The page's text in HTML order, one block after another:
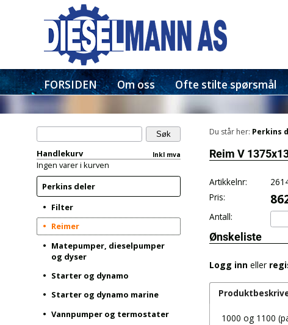
FORSIDEN Om oss Ofte stilte spørsmål
Du står her: Perkins
Reim V
Artikkelnr:
Pris:
Antall:
Ønskeliste
Logg inn eller
1000 og 1100
Inkl mva
Handlekurv
Ingen varer i kurven
Perkins deler
Filter
Reimer
Matepumper, dieselpumper
og dyser
Starter og dynamo
Starter og dynamo marine
Vannpumper og termostater